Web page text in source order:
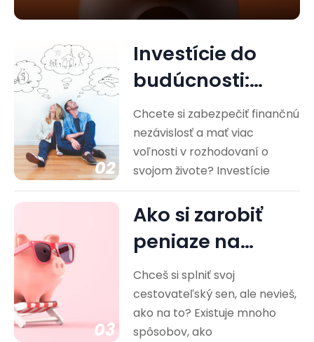
02
Investície do
budúcnosti:
Cesta k
finančnej
nezávislosti
Chcete si zabezpečiť finančnú
nezávislosť a mať viac
voľnosti v rozhodovaní o
svojom živote? Investície
03
Ako si zarobiť
peniaze na
cestovanie?
Praktické rady
Chceš si splniť svoj
cestovateľský sen, ale nevieš,
ako na to? Existuje mnoho
spôsobov, ako